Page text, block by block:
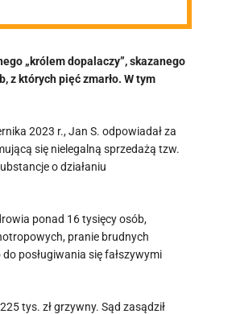
„królem dopalaczy”, skazanego
z których pięć zmarło. W tym
2023 r., Jan S. odpowiadał za
się nielegalną sprzedażą tzw.
o działaniu
ponad 16 tysięcy osób,
pranie brudnych
posługiwania się fałszywymi
tys. zł grzywny. Sąd zasądził